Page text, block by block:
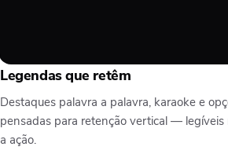
Legendas que retêm
Destaques palavra a palavra, karaoke e
pensadas para retenção vertical —
a ação.